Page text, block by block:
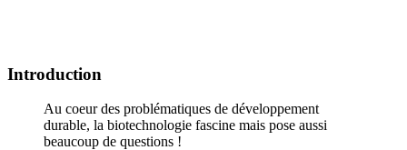
Introduction
Au coeur des problématiques de développement
durable, la biotechnologie fascine mais pose aussi
beaucoup de questions !